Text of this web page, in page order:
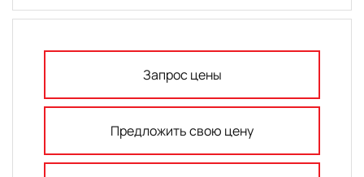
Запрос цены
Предложить свою цену